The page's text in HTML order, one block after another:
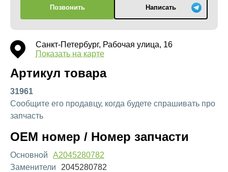
Позвонить Написать
Санкт-Петербург, Рабочая улица, 16
Показать на карте
Артикул товара
31961
Сообщите его продавцу, когда будете спрашивать про
запчасть
OEM номер / Номер запчасти
Основной
A2045280782
Заменители
2045280782